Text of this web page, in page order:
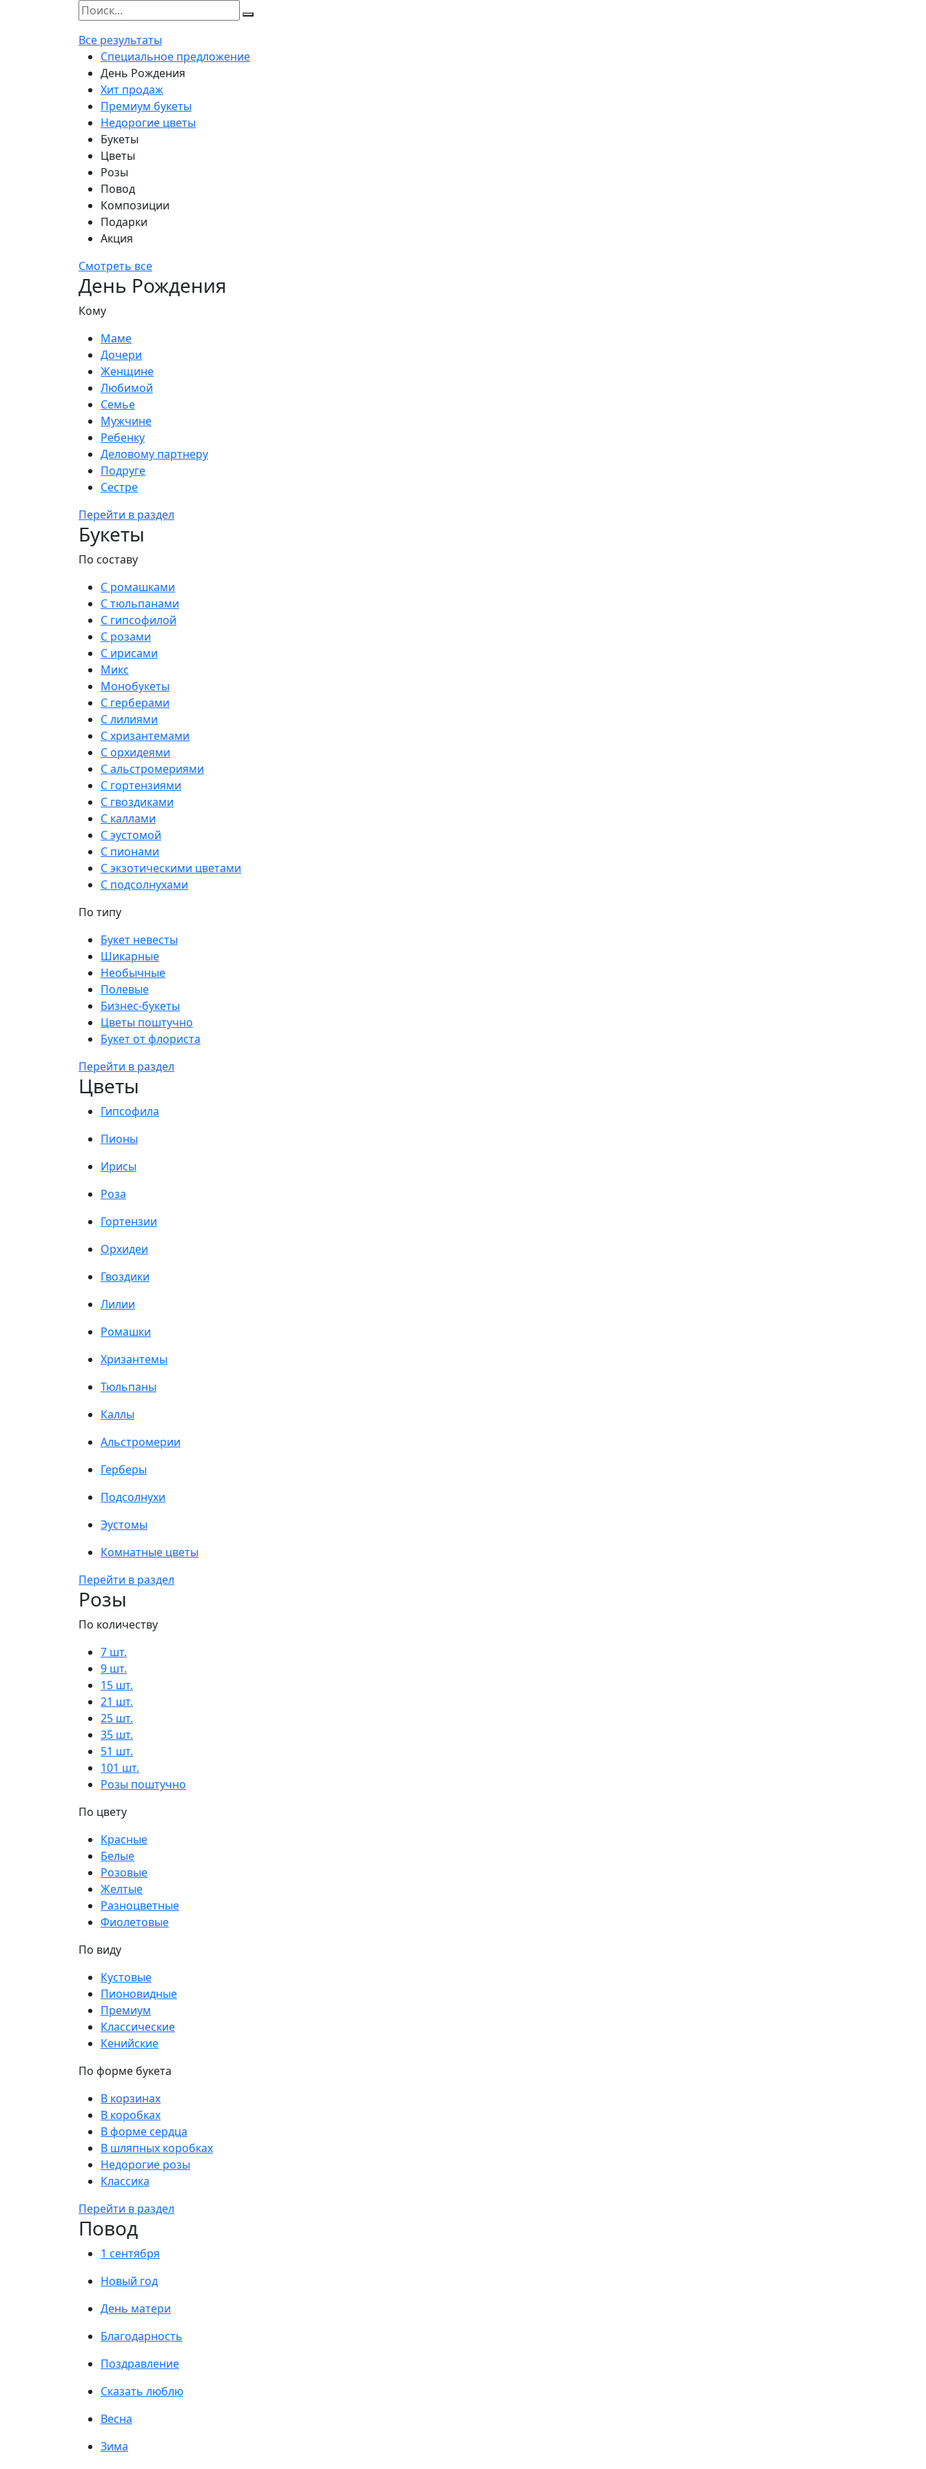
Все результаты
Специальное предложение
День Рождения
Хит продаж
Премиум букеты
Недорогие цветы
Букеты
Цветы
Розы
Повод
Композиции
Подарки
Акция
Смотреть все
День Рождения
Кому
Маме
Дочери
Женщине
Любимой
Семье
Мужчине
Ребенку
Деловому партнеру
Подруге
Сестре
Перейти в раздел
Букеты
По составу
С ромашками
С тюльпанами
С гипсофилой
С розами
С ирисами
Микс
Монобукеты
С герберами
С лилиями
С хризантемами
С орхидеями
С альстромериями
С гортензиями
С гвоздиками
С каллами
С эустомой
С пионами
С экзотическими цветами
С подсолнухами
По типу
Букет невесты
Шикарные
Необычные
Полевые
Бизнес-букеты
Цветы поштучно
Букет от флориста
Перейти в раздел
Цветы
Гипсофила
Пионы
Ирисы
Роза
Гортензии
Орхидеи
Гвоздики
Лилии
Ромашки
Хризантемы
Тюльпаны
Каллы
Альстромерии
Герберы
Подсолнухи
Эустомы
Комнатные цветы
Перейти в раздел
Розы
По количеству
7 шт.
9 шт.
15 шт.
21 шт.
25 шт.
35 шт.
51 шт.
101 шт.
Розы поштучно
По цвету
Красные
Белые
Розовые
Желтые
Разноцветные
Фиолетовые
По виду
Кустовые
Пионовидные
Премиум
Классические
Кенийские
По форме букета
В корзинах
В коробках
В форме сердца
В шляпных коробках
Недорогие розы
Классика
Перейти в раздел
Повод
1 сентября
Новый год
День матери
Благодарность
Поздравление
Сказать люблю
Весна
Зима